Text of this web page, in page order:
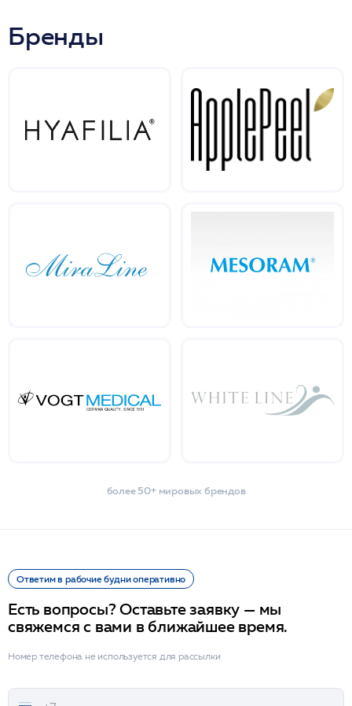
Бренды
более 50+ мировых брендов
Ответим в рабочие будни оперативно
Есть вопросы? Оставьте заявку — мы
свяжемся с вами в ближайшее время.
Номер телефона не используется для рассылки